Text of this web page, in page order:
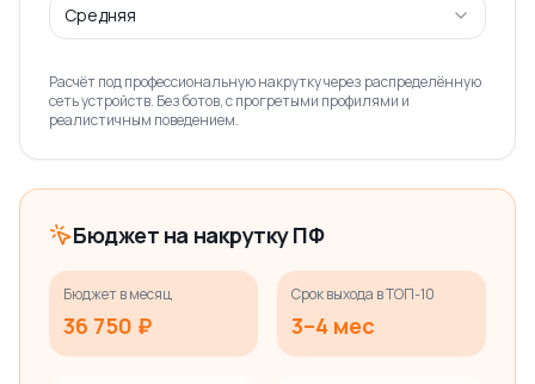
Средняя
Расчёт под профессиональную накрутку через распределённую
сеть устройств. Без ботов, с прогретыми профилями и
реалистичным поведением.
Бюджет на накрутку ПФ
Бюджет в месяц
36 750 ₽
Срок выхода в ТОП-10
3–4 мес